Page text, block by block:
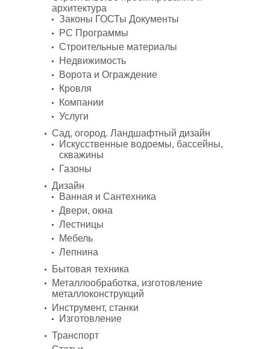
архитектура
Законы ГОСТы Документы
PC Программы
Строительные материалы
Недвижимость
Ворота и Ограждение
Кровля
Компании
Услуги
Сад, огород. Ландшафтный дизайн
Искусственные водоемы, бассейны,
скважины
Газоны
Дизайн
Ванная и Сантехника
Двери, окна
Лестницы
Мебель
Лепнина
Бытовая техника
Металлообработка, изготовление
металлоконструкций
Инструмент, станки
Изготовление
Транспорт